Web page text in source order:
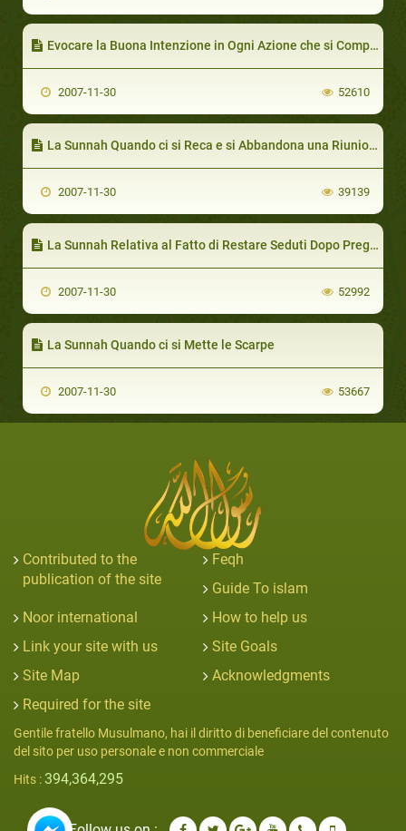
Evocare la Buona Intenzione in Ogni Azione che si Compie
2007-11-30 52610
La Sunnah Quando ci si Reca e si Abbandona una Riunione (incontro)
2007-11-30 39139
La Sunnah Relativa al Fatto di Restare Seduti Dopo Preghiera
2007-11-30 52992
La Sunnah Quando ci si Mette le Scarpe
2007-11-30 53667
Contributed to the
publication of the site
Feqh
Guide To islam
Noor international
How to help us
Link your site with us
Site Goals
Site Map
Acknowledgments
Required for the site
Gentile fratello Musulmano, hai il diritto di beneficiare del contenuto
del sito per uso personale e non commerciale
Hits : 394,364,295